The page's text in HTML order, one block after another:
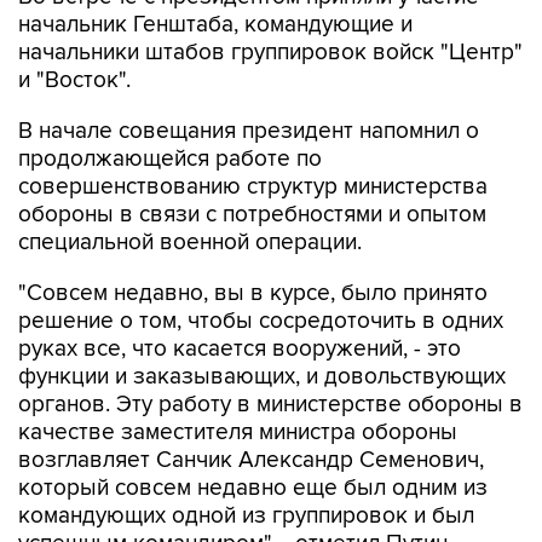
начальник Генштаба, командующие и
начальники штабов группировок войск "Центр"
и "Восток".
В начале совещания президент напомнил о
продолжающейся работе по
совершенствованию структур министерства
обороны в связи с потребностями и опытом
специальной военной операции.
"Совсем недавно, вы в курсе, было принято
решение о том, чтобы сосредоточить в одних
руках все, что касается вооружений, - это
функции и заказывающих, и довольствующих
органов. Эту работу в министерстве обороны в
качестве заместителя министра обороны
возглавляет Санчик Александр Семенович,
который совсем недавно еще был одним из
командующих одной из группировок и был